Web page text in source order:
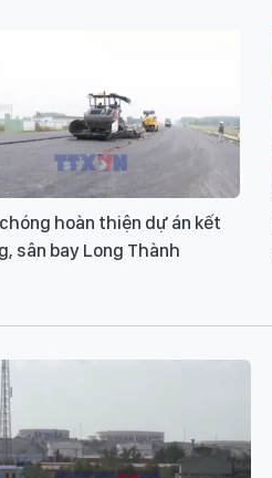
hoàn thiện dự án kết
sân bay Long Thành